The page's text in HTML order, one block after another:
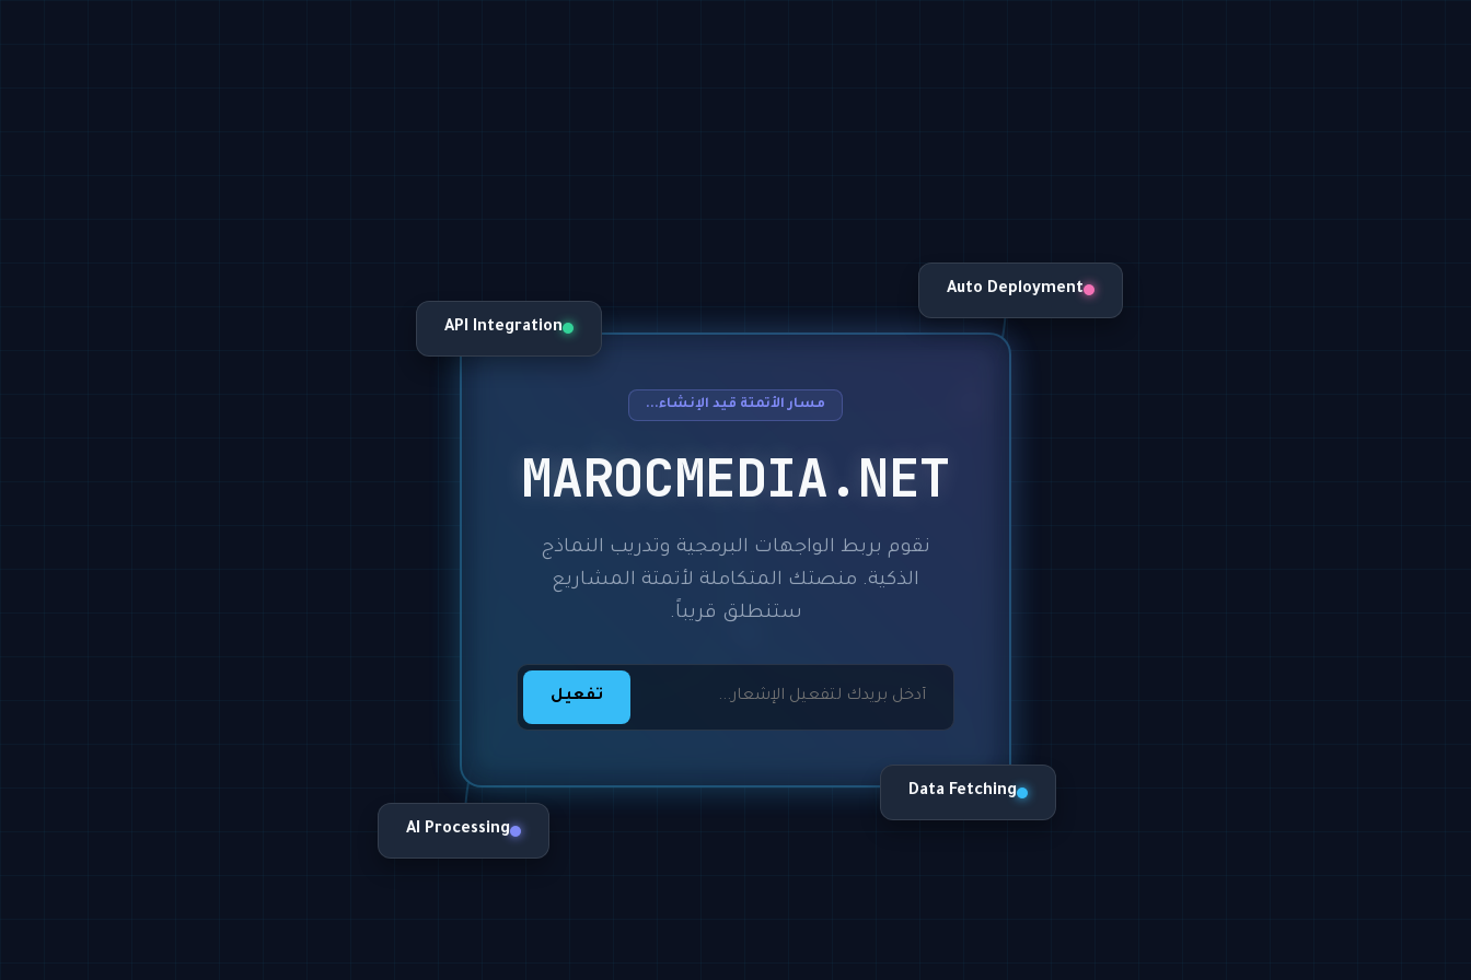
مسار الأتمتة قيد الإنشاء...
MAROCMEDIA.NET
نقوم بربط الواجهات البرمجية وتدريب النماذج
الذكية. منصتك المتكاملة لأتمتة المشاريع
ستنطلق قريباً.
تفعيل
Data Fetching
AI Processing
API Integration
Auto Deployment